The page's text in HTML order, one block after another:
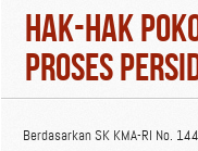
Hak-hak
Proses
Berdasarkan SK KMA-RI No.